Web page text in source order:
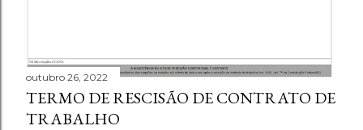
outubro 26, 2022
TERMO DE RESCISÃO DE CONTRATO DE
TRABALHO